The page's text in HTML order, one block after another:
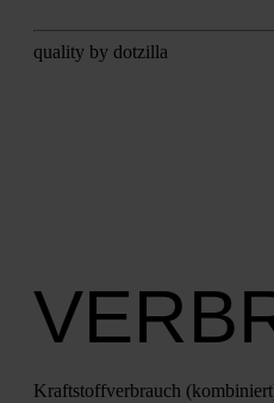
qua­li­ty by dot­zil­la
Kraft­stoff­ver­brauch